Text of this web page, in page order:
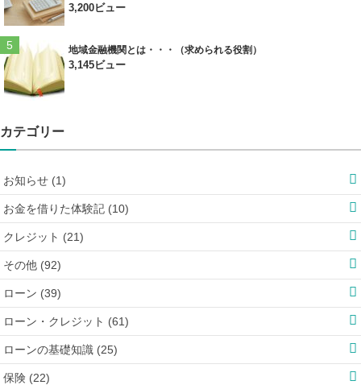
3,200ビュー
地域金融機関とは・・・（求められる役割）
3,145ビュー
カテゴリー
お知らせ (1)
お金を借りた体験記 (10)
クレジット (21)
その他 (92)
ローン (39)
ローン・クレジット (61)
ローンの基礎知識 (25)
保険 (22)